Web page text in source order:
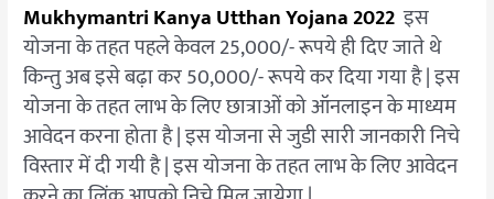
Mukhymantri Kanya Utthan Yojana 2022 इस
योजना के तहत पहले केवल 25,000/- रूपये ही दिए जाते थे
किन्तु अब इसे बढ़ा कर 50,000/- रूपये कर दिया गया है | इस
योजना के तहत लाभ के लिए छात्राओं को ऑनलाइन के माध्यम
आवेदन करना होता है | इस योजना से जुडी सारी जानकारी निचे
विस्तार में दी गयी है | इस योजना के तहत लाभ के लिए आवेदन